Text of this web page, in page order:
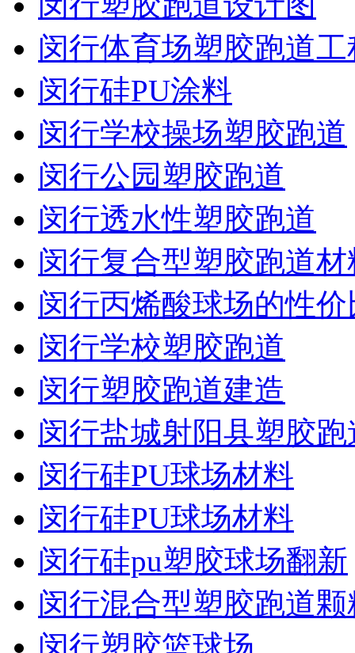
闵行体育场塑胶跑道工
闵行硅PU涂料
闵行学校操场塑胶跑道
闵行公园塑胶跑道
闵行透水性塑胶跑道
闵行复合型塑胶跑道材
闵行丙烯酸球场的性价
闵行学校塑胶跑道
闵行塑胶跑道建造
闵行盐城射阳县塑胶跑
闵行硅PU球场材料
闵行硅PU球场材料
闵行硅pu塑胶球场翻新
闵行混合型塑胶跑道颗
闵行塑胶篮球场